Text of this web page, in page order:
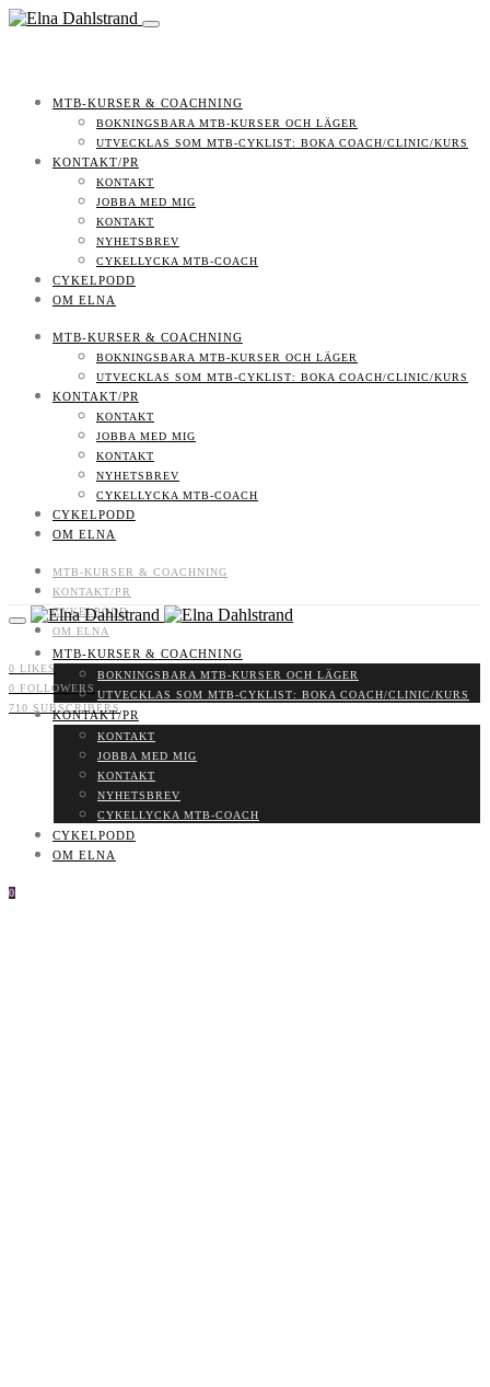
MTB-KURSER & COACHNING
BOKNINGSBARA MTB-KURSER OCH LÄGER
UTVECKLAS SOM MTB-CYKLIST: BOKA COACH/CLINIC/KURS
KONTAKT/PR
KONTAKT
JOBBA MED MIG
KONTAKT
NYHETSBREV
CYKELLYCKA MTB-COACH
CYKELPODD
OM ELNA
MTB-KURSER & COACHNING
BOKNINGSBARA MTB-KURSER OCH LÄGER
UTVECKLAS SOM MTB-CYKLIST: BOKA COACH/CLINIC/KURS
KONTAKT/PR
KONTAKT
JOBBA MED MIG
KONTAKT
NYHETSBREV
CYKELLYCKA MTB-COACH
CYKELPODD
OM ELNA
MTB-KURSER & COACHNING
KONTAKT/PR
CYKELPODD
OM ELNA
0 LIKES
0 FOLLOWERS
710 SUBSCRIBERS
MTB-KURSER & COACHNING
BOKNINGSBARA MTB-KURSER OCH LÄGER
UTVECKLAS SOM MTB-CYKLIST: BOKA COACH/CLINIC/KURS
KONTAKT/PR
KONTAKT
JOBBA MED MIG
KONTAKT
NYHETSBREV
CYKELLYCKA MTB-COACH
CYKELPODD
OM ELNA
0